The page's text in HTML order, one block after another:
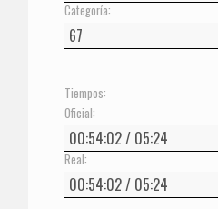
Categoría:
Tiempos:
Oficial:
Real: